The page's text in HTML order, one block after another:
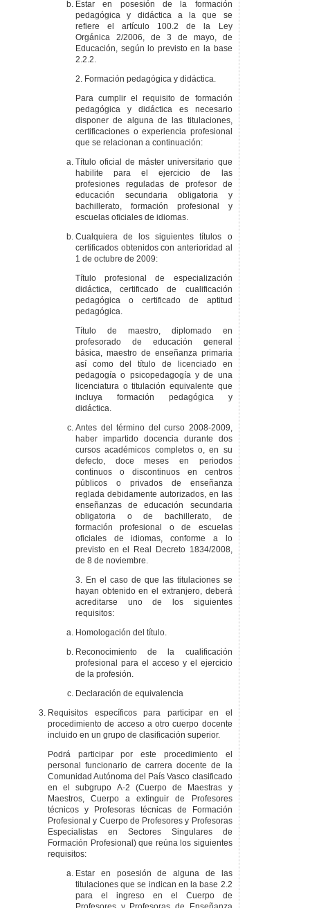
Estar en posesión de la formación
pedagógica y didáctica a la que se
refiere el artículo 100.2 de la Ley
Orgánica 2/2006, de 3 de mayo, de
Educación, según lo previsto en la base
2.2.2.
2. Formación pedagógica y didáctica.
Para cumplir el requisito de formación
pedagógica y didáctica es necesario
disponer de alguna de las titulaciones,
certificaciones o experiencia profesional
que se relacionan a continuación:
Título oficial de máster universitario que
habilite para el ejercicio de las
profesiones reguladas de profesor de
educación secundaria obligatoria y
bachillerato, formación profesional y
escuelas oficiales de idiomas.
Cualquiera de los siguientes títulos o
certificados obtenidos con anterioridad al
1 de octubre de 2009:
Título profesional de especialización
didáctica, certificado de cualificación
pedagógica o certificado de aptitud
pedagógica.
Título de maestro, diplomado en
profesorado de educación general
básica, maestro de enseñanza primaria
así como del título de licenciado en
pedagogía o psicopedagogía y de una
licenciatura o titulación equivalente que
incluya formación pedagógica y
didáctica.
Antes del término del curso 2008-2009,
haber impartido docencia durante dos
cursos académicos completos o, en su
defecto, doce meses en periodos
continuos o discontinuos en centros
públicos o privados de enseñanza
reglada debidamente autorizados, en las
enseñanzas de educación secundaria
obligatoria o de bachillerato, de
formación profesional o de escuelas
oficiales de idiomas, conforme a lo
previsto en el Real Decreto 1834/2008,
de 8 de noviembre.
3. En el caso de que las titulaciones se
hayan obtenido en el extranjero, deberá
acreditarse uno de los siguientes
requisitos:
Homologación del título.
Reconocimiento de la cualificación
profesional para el acceso y el ejercicio
de la profesión.
Declaración de equivalencia
Requisitos específicos para participar en el
procedimiento de acceso a otro cuerpo docente
incluido en un grupo de clasificación superior.
Podrá participar por este procedimiento el
personal funcionario de carrera docente de la
Comunidad Autónoma del País Vasco clasificado
en el subgrupo A-2 (Cuerpo de Maestras y
Maestros, Cuerpo a extinguir de Profesores
técnicos y Profesoras técnicas de Formación
Profesional y Cuerpo de Profesores y Profesoras
Especialistas en Sectores Singulares de
Formación Profesional) que reúna los siguientes
requisitos:
Estar en posesión de alguna de las
titulaciones que se indican en la base 2.2
para el ingreso en el Cuerpo de